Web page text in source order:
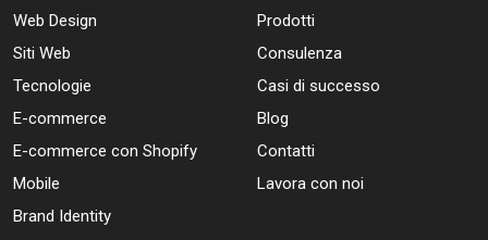
Web Design
Siti Web
Tecnologie
E-commerce
E-commerce con Shopify
Mobile
Brand Identity
Prodotti
Consulenza
Casi di successo
Blog
Contatti
Lavora con noi